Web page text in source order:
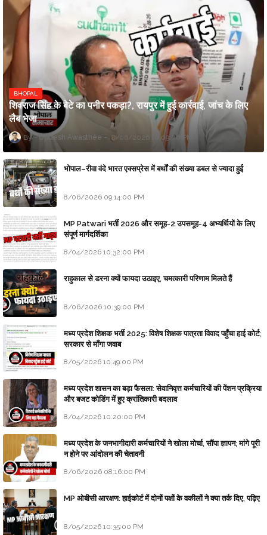
BHOPAL
शिवराज सिंह के बेटे का पनीर पकड़ा?, रायपुर में हुई कार्रवाई, जांच के लिए
लैब भेजा
Updesh Awasthee 8/06/2026 10:09:00 PM
भोपाल–रीवा वंदे भारत एक्सप्रेस में बर्थों की संख्या डबल से ज्यादा हुई
8/06/2026 09:14:00 PM
MP Patwari भर्ती 2026 और समूह-2 उपसमूह-4 अभ्यर्थियों के लिए
संपूर्ण मार्गदर्शिका
8/04/2026 10:32:00 PM
राहुकाल से डरना क्यों फायदा उठाइए, चमत्कारी परिणाम मिलते हैं
8/06/2026 10:39:00 PM
मध्य प्रदेश शिक्षक भर्ती 2025: विशेष शिक्षक पात्रता विवाद पहुँचा हाई कोर्ट;
सरकार से माँगा जवाब
8/05/2026 10:49:00 PM
मध्य प्रदेश शासन का बड़ा फैसला: सेवानिवृत्त कर्मचारियों की पेंशन प्रक्रिया
और बजट कोडिंग में हुए क्रांतिकारी बदलाव
8/04/2026 10:20:00 PM
मध्य प्रदेश के जनभागीदारी कर्मचारियों ने खोला मोर्चा, सौंपा ज्ञापन; मांगे पूरी
न होने पर आंदोलन की चेतावनी
8/06/2026 08:16:00 PM
MP ओबीसी आरक्षण: हाईकोर्ट में दोनों पक्षों के वकीलों ने क्या तर्क दिए, पढ़िए
8/05/2026 10:35:00 PM